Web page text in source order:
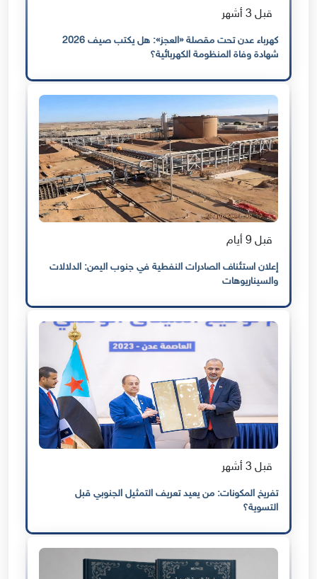
قبل 3 أشهر
كهرباء عدن تحت مقصلة «العجز»: هل يكتب صيف 2026
شهادة وفاة المنظومة الكهربائية؟
قبل 9 أيام
إعلان استئناف الصادرات النفطية في جنوب اليمن: الدلالات
والسيناريوهات
قبل 3 أشهر
تفريخ المكونات: من يعيد تعريف التمثيل الجنوبي قبل
التسوية؟